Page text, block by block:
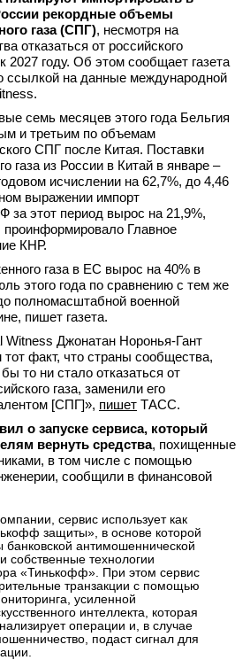
рекордные объемы
газа (СПГ), несмотря на
отказаться от российского
2027 году. Об этом сообщает газета
ссылкой на данные международной
семь месяцев этого года Бельгия
и третьим по объемам
СПГ после Китая. Поставки
газа из России в Китай в январе –
исчислении на 62,7%, до 4,46
выражении импорт
за этот период вырос на 21,9%,
Главное
КНР.
газа в ЕС вырос на 40% в
этого года по сравнению с тем же
полномасштабной военной
пишет газета.
Witness Джонатан Норонья-Гант
факт, что страны сообщества,
то ни стало отказаться от
газа, заменили его
[СПГ]», пишет ТАСС.
о запуске сервиса, который
вернуть средства, похищенные
в том числе с помощью
сообщили в финансовой
сервис использует как
защиты», в основе которой
банковской антимошеннической
собственные технологии
«Тинькофф». При этом сервис
транзакции с помощью
усиленной
интеллекта, которая
операции и, в случае
подаст сигнал для